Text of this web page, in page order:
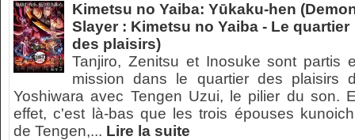
Kimetsu no Yaiba: Yūkaku-hen
Slayer : Kimetsu no Yaiba - Le quartier
des plaisirs)
Tanjiro, Zenitsu et Inosuke sont partis
mission dans le quartier des plaisirs
Yoshiwara avec Tengen Uzui, le pilier du son.
effet, c'est là-bas que les trois épouses
de Tengen,... Lire la suite